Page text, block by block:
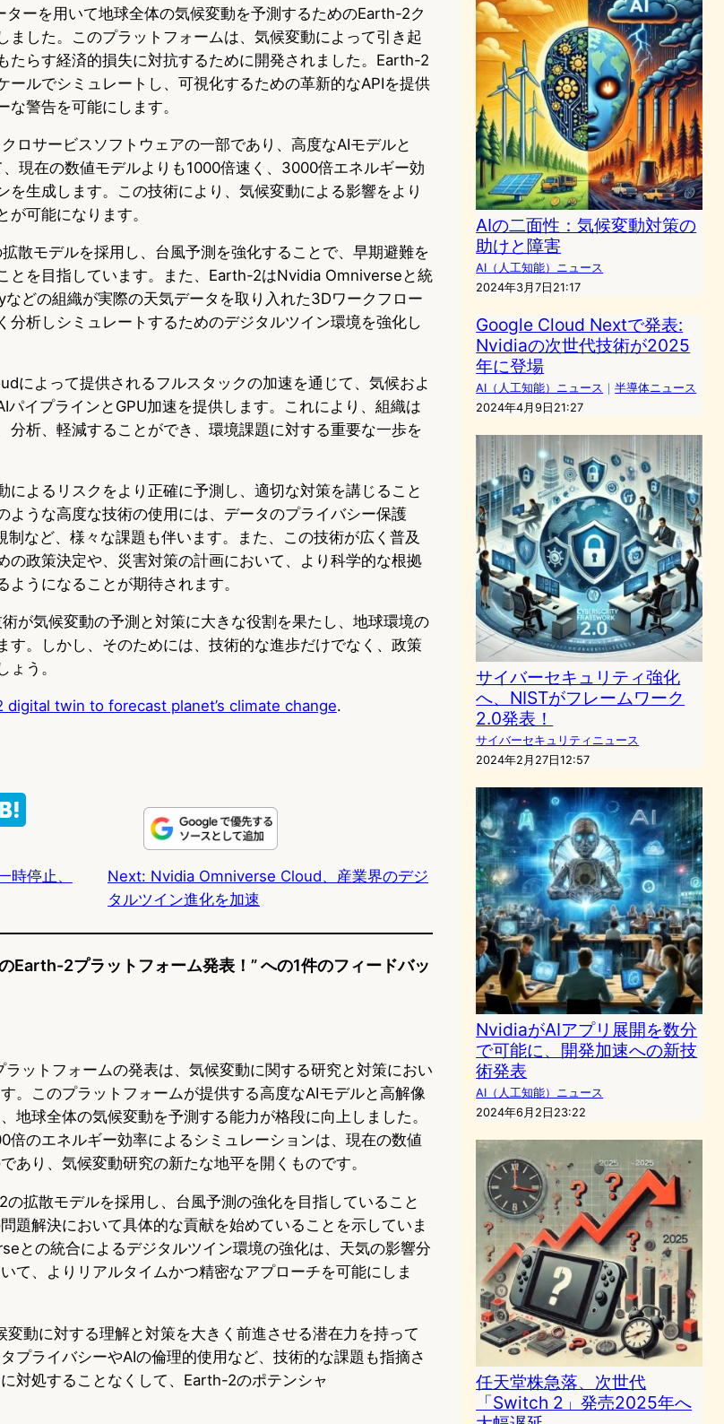
ーを用いて地球全体の気候変動を予測するためのEarth-2ク
ました。このプラットフォームは、気候変動によって引き起
たらす経済的損失に対抗するために開発されました。Earth-2
ールでシミュレートし、可視化するための革新的なAPIを提供
警告を可能にします。
ロサービスソフトウェアの一部であり、高度なAIモデルと
現在の数値モデルよりも1000倍速く、3000倍エネルギー効
を生成します。この技術により、気候変動による影響をより
可能になります。
散モデルを採用し、台風予測を強化することで、早期避難を
とを目指しています。また、Earth-2はNvidia Omniverseと統
どの組織が実際の天気データを取り入れた3Dワークフロー
分析しシミュレートするためのデジタルツイン環境を強化し
によって提供されるフルスタックの加速を通じて、気候およ
パイプラインとGPU加速を提供します。これにより、組織は
分析、軽減することができ、環境課題に対する重要な一歩を
によるリスクをより正確に予測し、適切な対策を講じること
ような高度な技術の使用には、データのプライバシー保護
制など、様々な課題も伴います。また、この技術が広く普及
の政策決定や、災害対策の計画において、より科学的な根拠
うになることが期待されます。
が気候変動の予測と対策に大きな役割を果たし、地球環境の
す。しかし、そのためには、技術的な進歩だけでなく、政策
う。
digital twin to forecast planet’s climate change.
t
時停止、
Next: Nvidia Omniverse Cloud、産業界のデジ
タルツイン進化を加速
Earth-2プラットフォーム発表！” への1件のフィードバッ
ットフォームの発表は、気候変動に関する研究と対策におい
。このプラットフォームが提供する高度なAIモデルと高解像
地球全体の気候変動を予測する能力が格段に向上しました。
倍のエネルギー効率によるシミュレーションは、現在の数値
あり、気候変動研究の新たな地平を開くものです。
拡散モデルを採用し、台風予測の強化を目指していること
題解決において具体的な貢献を始めていることを示していま
との統合によるデジタルツイン環境の強化は、天気の影響分
て、よりリアルタイムかつ精密なアプローチを可能にしま
動に対する理解と対策を大きく前進させる潜在力を持って
プライバシーやAIの倫理的使用など、技術的な課題も指摘さ
対処することなくして、Earth-2のポテンシャ
AIの二面性：気候変動対策の
助けと障害
AI（人工知能）ニュース
2024年3月7日21:17
Google Cloud Nextで発表:
Nvidiaの次世代技術が2025
年に登場
AI（人工知能）ニュース ｜半導体ニュース
2024年4月9日21:27
サイバーセキュリティ強化
へ、NISTがフレームワーク
2.0発表！
サイバーセキュリティニュース
2024年2月27日12:57
NvidiaがAIアプリ展開を数分
で可能に、開発加速への新技
術発表
AI（人工知能）ニュース
2024年6月2日23:22
任天堂株急落、次世代
「Switch 2」発売2025年へ